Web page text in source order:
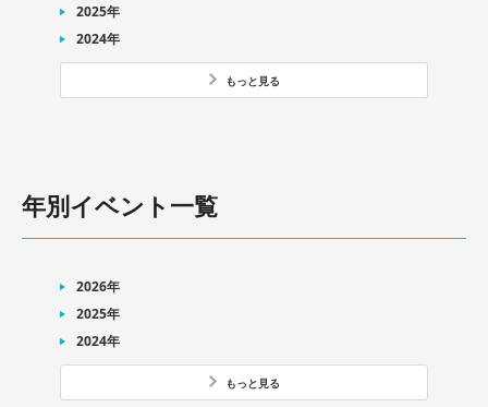
2025年
2024年
もっと見る
年別イベント一覧
2026年
2025年
2024年
もっと見る